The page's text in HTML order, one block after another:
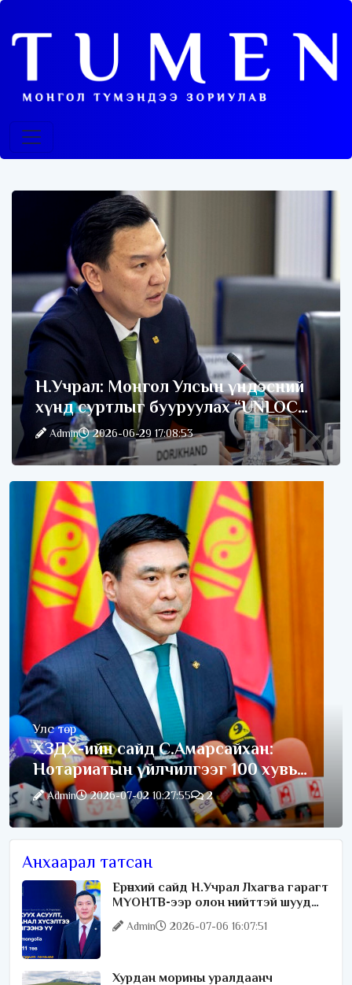
Н.Учрал: Монгол Улсын үндэсний
хүнд суртлыг бууруулах “UNLOCK”
санаачилгыг эхлүүлж байна
Admin 2026-06-29 17:08:53
Улс төр
ХЗДХ-ийн сайд С.Амарсайхан:
Нотариатын үйлчилгээг 100 хувь
цахимжуулна
Admin 2026-07-02 10:27:55 2
Анхаарал татсан
Ерөнхий сайд Н.Учрал Лхагва гарагт
МҮОНТВ-ээр олон нийттэй шууд
Admin 2026-07-06 16:07:51
Хурдан морины уралдаанч